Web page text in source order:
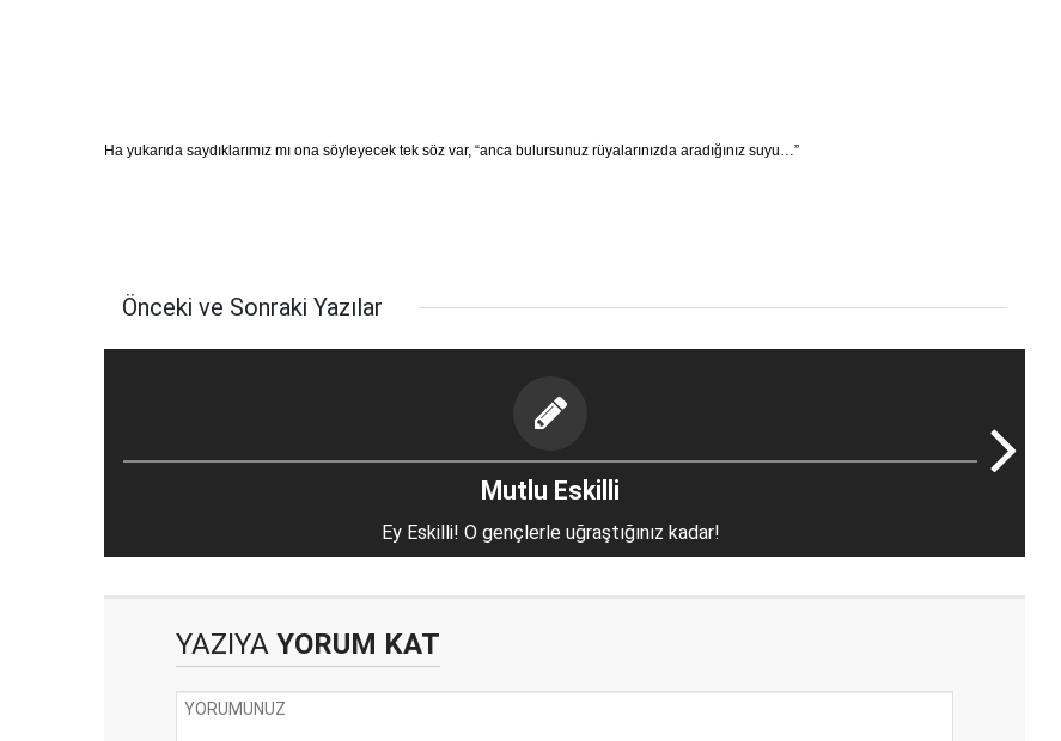
Ha yukarıda saydıklarımız mı ona söyleyecek tek söz var, “anca bulursunuz rüyalarınızda aradığınız suyu…”
Önceki ve Sonraki Yazılar
Mutlu Eskilli
Ey Eskilli! O gençlerle uğraştığınız kadar!
YAZIYA YORUM KAT